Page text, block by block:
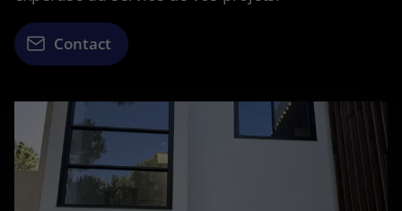
Contact